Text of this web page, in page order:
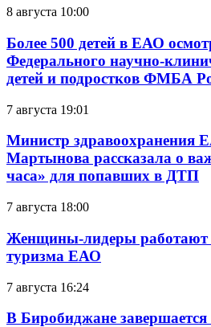
8 августа 10:00
Более 500 детей в ЕАО
Федерального научно-
детей и подростков ФМБА
7 августа 19:01
Министр здравоохранения
Мартынова рассказала о
часа» для попавших в ДТП
7 августа 18:00
Женщины-лидеры работают
туризма ЕАО
7 августа 16:24
В Биробиджане завершается